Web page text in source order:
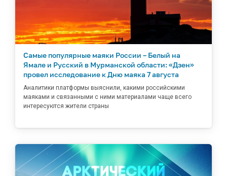
Самые популярные маяки России – Белый на
Ямале и Русский в Мурманской области: «Дзен»
провел исследование к Дню маяка 7 августа
Аналитики платформы выяснили, какими российскими
маяками и связанными с ними материалами чаще всего
интересуются жители страны